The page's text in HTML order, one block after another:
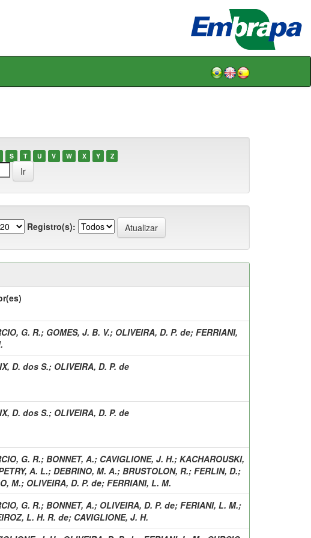
S T U V W X Y Z
Registro(s):
G. R.; GOMES, J. B. V.; OLIVEIRA, D. P. de; FERRIANI,
D. dos S.; OLIVEIRA, D. P. de
D. dos S.; OLIVEIRA, D. P. de
G. R.; BONNET, A.; CAVIGLIONE, J. H.; KACHAROUSKI,
A. L.; DEBRINO, M. A.; BRUSTOLON, R.; FERLIN, D.;
M.; OLIVEIRA, D. P. de; FERRIANI, L. M.
G. R.; BONNET, A.; OLIVEIRA, D. P. de; FERIANI, L. M.;
L. H. R. de; CAVIGLIONE, J. H.